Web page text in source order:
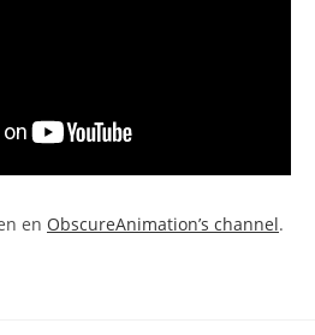
en ObscureAnimation’s channel.